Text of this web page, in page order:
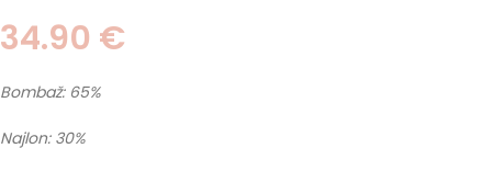
34.90 €
Bombaž: 65%
Najlon: 30%